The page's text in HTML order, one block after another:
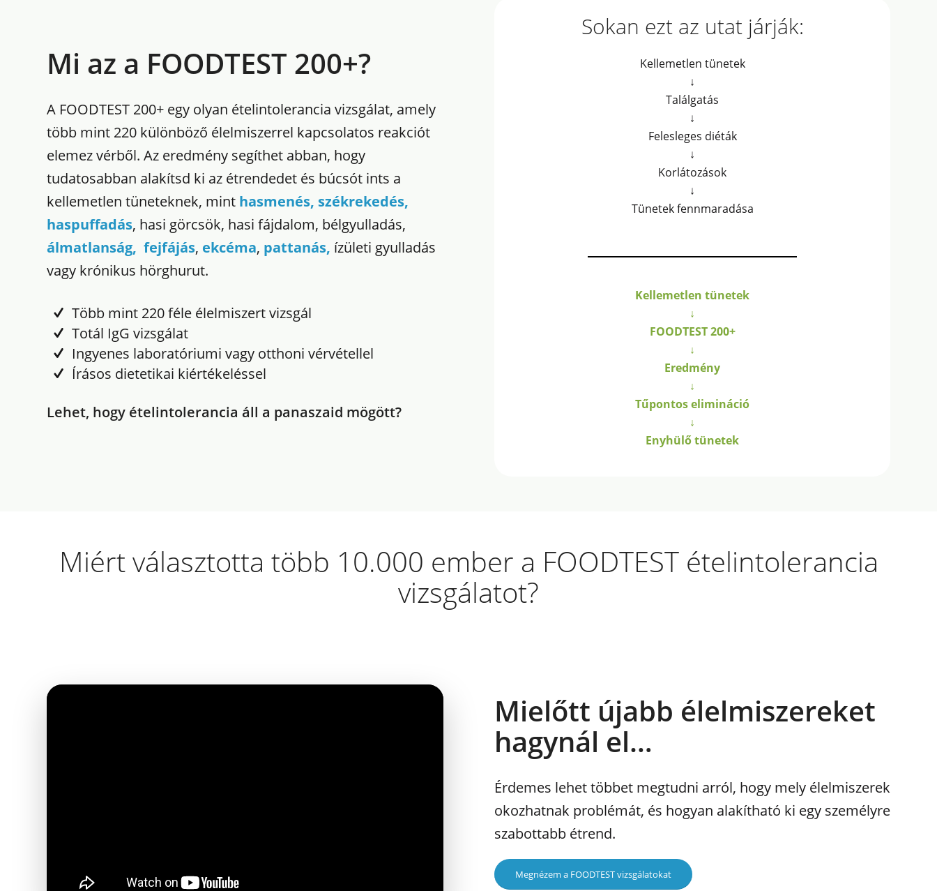
Mi az a FOODTEST 200+?
A FOODTEST 200+ egy olyan ételintolerancia vizsgálat, amely
több mint 220 különböző élelmiszerrel kapcsolatos reakciót
elemez vérből. Az eredmény segíthet abban, hogy
tudatosabban alakítsd ki az étrendedet és búcsót ints a
kellemetlen tüneteknek, mint hasmenés, székrekedés,
haspuffadás, hasi görcsök, hasi fájdalom, bélgyulladás,
álmatlanság, fejfájás, ekcéma, pattanás, ízületi gyulladás
vagy krónikus hörghurut.
Több mint 220 féle élelmiszert vizsgál
Totál IgG vizsgálat
Ingyenes laboratóriumi vagy otthoni vérvétellel
Írásos dietetikai kiértékeléssel
Lehet, hogy ételintolerancia áll a panaszaid mögött?
Sokan ezt az utat járják:
Kellemetlen tünetek
↓
Találgatás
↓
Felesleges diéták
↓
Korlátozások
↓
Tünetek fennmaradása
Kellemetlen tünetek
↓
FOODTEST 200+
↓
Eredmény
↓
Tűpontos elimináció
↓
Enyhülő tünetek
Miért választotta több 10.000 ember a FOODTEST ételintolerancia
vizsgálatot?
Mielőtt újabb élelmiszereket
hagynál el…
Érdemes lehet többet megtudni arról, hogy mely élelmiszerek
okozhatnak problémát, és hogyan alakítható ki egy személyre
szabottabb étrend.
Megnézem a FOODTEST vizsgálatokat